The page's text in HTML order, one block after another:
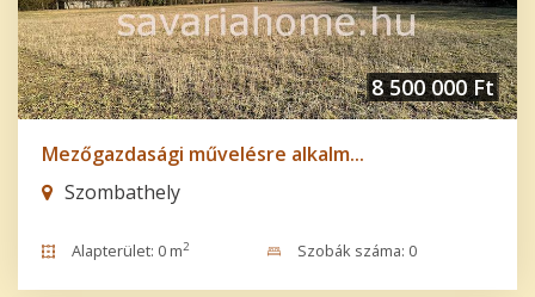
8 500 000 Ft
Mezőgazdasági művelésre alkalm...
Szombathely
Alapterület: 0 m2 Szobák száma: 0